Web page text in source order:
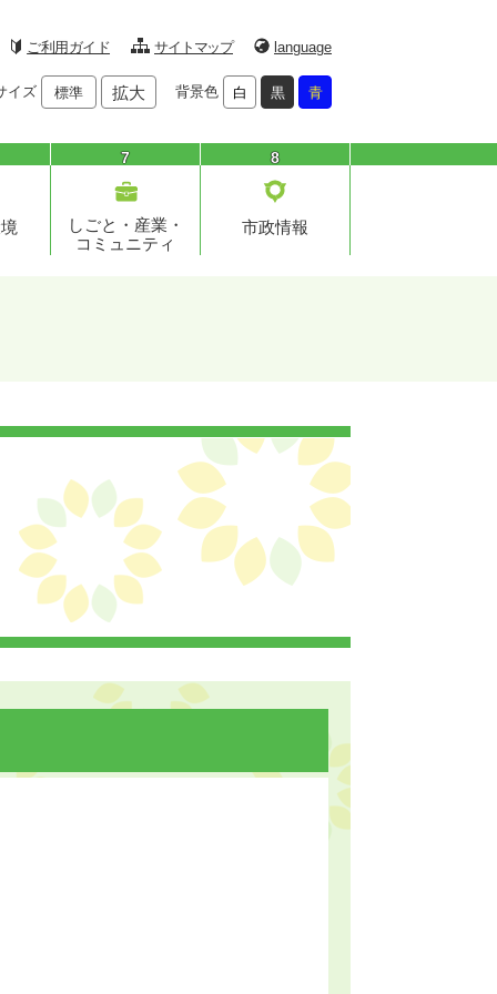
ご利用ガイド サイトマップ language
イズ 標準 拡大 背景色 白 黒 青
7
しごと・産業・
コミュニティ
8
市政情報